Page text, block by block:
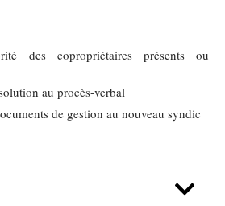
des copropriétaires présents ou
au procès-verbal
de gestion au nouveau syndic